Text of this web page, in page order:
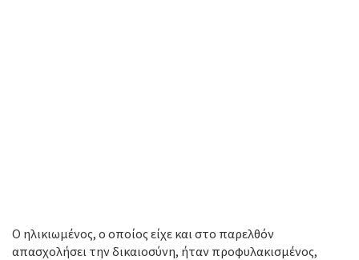
Ο ηλικιωμένος, ο οποίος είχε και στο παρελθόν
απασχολήσει την δικαιοσύνη, ήταν προφυλακισμένος,